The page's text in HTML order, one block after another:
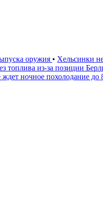
оружия • Хельсинки
топлива из-за позиции
ночное похолодание до